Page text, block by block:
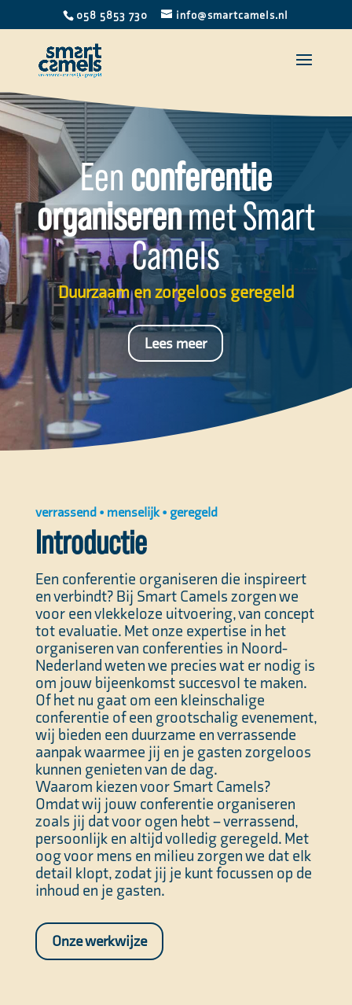
058 5853 730 info@smartcamels.nl
Een conferentie
organiserenmet Smart
Camels
Duurzaam en zorgeloos geregeld
Lees meer
verrassend • menselijk • geregeld
Introductie
Een conferentie organiseren die inspireert
en verbindt? Bij Smart Camels zorgen we
voor een vlekkeloze uitvoering, van concept
tot evaluatie. Met onze expertise in het
organiseren van conferenties in Noord-
Nederland weten we precies wat er nodig is
om jouw bijeenkomst succesvol te maken.
Of het nu gaat om een kleinschalige
conferentie of een grootschalig evenement,
wij bieden een duurzame en verrassende
aanpak waarmee jij en je gasten zorgeloos
kunnen genieten van de dag.
Waarom kiezen voor Smart Camels?
Omdat wij jouw conferentie organiseren
zoals jij dat voor ogen hebt – verrassend,
persoonlijk en altijd volledig geregeld. Met
oog voor mens en milieu zorgen we dat elk
detail klopt, zodat jij je kunt focussen op de
inhoud en je gasten.
Onze werkwijze